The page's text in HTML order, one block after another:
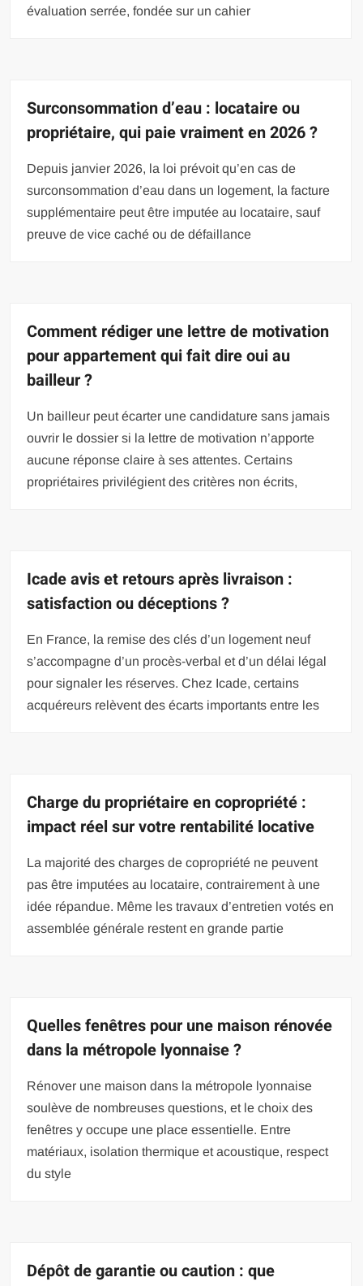
évaluation serrée, fondée sur un cahier
Surconsommation d’eau : locataire ou
propriétaire, qui paie vraiment en 2026 ?
Depuis janvier 2026, la loi prévoit qu’en cas de
surconsommation d’eau dans un logement, la facture
supplémentaire peut être imputée au locataire, sauf
preuve de vice caché ou de défaillance
Comment rédiger une lettre de motivation
pour appartement qui fait dire oui au
bailleur ?
Un bailleur peut écarter une candidature sans jamais
ouvrir le dossier si la lettre de motivation n’apporte
aucune réponse claire à ses attentes. Certains
propriétaires privilégient des critères non écrits,
Icade avis et retours après livraison :
satisfaction ou déceptions ?
En France, la remise des clés d’un logement neuf
s’accompagne d’un procès-verbal et d’un délai légal
pour signaler les réserves. Chez Icade, certains
acquéreurs relèvent des écarts importants entre les
Charge du propriétaire en copropriété :
impact réel sur votre rentabilité locative
La majorité des charges de copropriété ne peuvent
pas être imputées au locataire, contrairement à une
idée répandue. Même les travaux d’entretien votés en
assemblée générale restent en grande partie
Quelles fenêtres pour une maison rénovée
dans la métropole lyonnaise ?
Rénover une maison dans la métropole lyonnaise
soulève de nombreuses questions, et le choix des
fenêtres y occupe une place essentielle. Entre
matériaux, isolation thermique et acoustique, respect
du style
Dépôt de garantie ou caution : que